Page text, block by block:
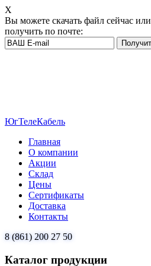
Х
Вы можете скачать файл сейчас или
получить по почте:
ЮгТелеКабель
Главная
О компании
Акции
Склад
Цены
Сертификаты
Доставка
Контакты
8 (861) 200 27 50
Каталог продукции